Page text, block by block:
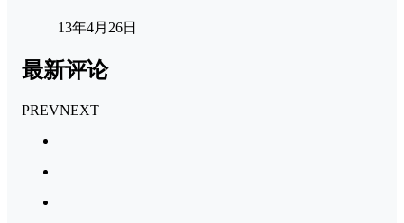
13年4月26日
最新评论
PREVNEXT